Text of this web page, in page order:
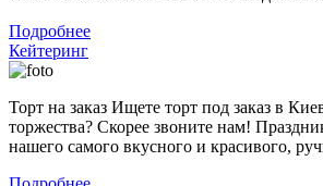
Подробнее
Кейтеринг
Торт на заказ Ищете торт под заказ в
торжества? Скорее звоните нам!
нашего самого вкусного и красивого,